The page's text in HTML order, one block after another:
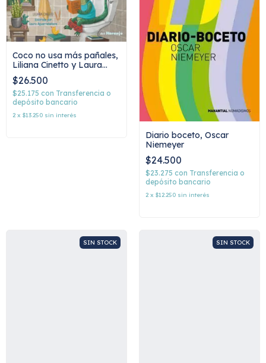
Coco no usa más pañales,
Liliana Cinetto y Laura
Aguerrebehere
$26.500
$25.175 con Transferencia o
depósito bancario
2 x $13.250 sin interés
Diario boceto, Oscar
Niemeyer
$24.500
$23.275 con Transferencia o
depósito bancario
2 x $12.250 sin interés
SIN STOCK SIN STOCK